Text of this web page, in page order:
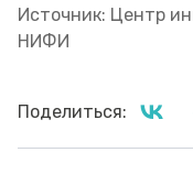
Источник: Центр
НИФИ
Поделиться: